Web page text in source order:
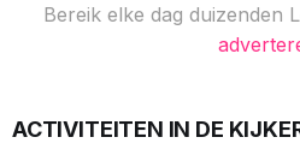
Bereik elke dag duizenden
ACTIVITEITEN IN DE